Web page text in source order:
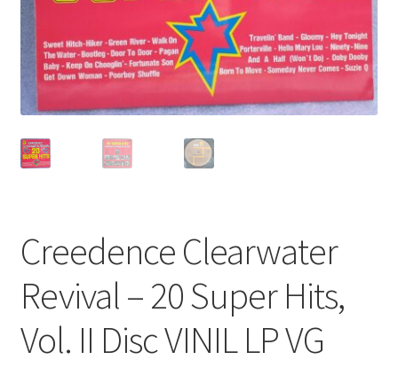
Blog
lei0,00
Creedence Clearwater
Revival – 20 Super Hits,
Vol. II Disc VINIL LP VG